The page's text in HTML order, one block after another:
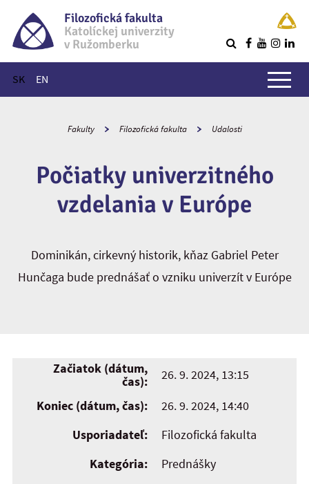
Filozofická fakulta
Katolíckej univerzity
v Ružomberku
SK EN
Hlavné menu
Fakulty Filozofická fakulta Udalosti
Počiatky univerzitného
vzdelania v Európe
Dominikán, cirkevný historik, kňaz Gabriel Peter
Hunčaga bude prednášať o vzniku univerzít v Európe
Začiatok (dátum,
čas):
26. 9. 2024, 13:15
Koniec (dátum, čas):
26. 9. 2024, 14:40
Usporiadateľ:
Filozofická fakulta
Kategória:
Prednášky